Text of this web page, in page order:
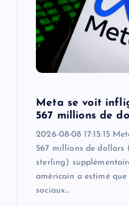
Meta se voit
567 millions de
2026-08-08 17:15:15
567 millions de dollars
sterling)
américain a estimé que
sociaux…